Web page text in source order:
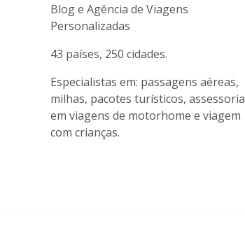
Blog e Agência de Viagens
Personalizadas
43 países, 250 cidades.
Especialistas em: passagens aéreas,
milhas, pacotes turísticos, assessoria
em viagens de motorhome e viagem
com crianças.